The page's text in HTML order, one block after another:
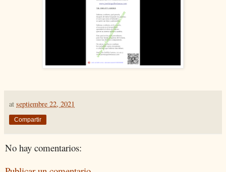
at septiembre 22, 2021
Compartir
No hay comentarios: